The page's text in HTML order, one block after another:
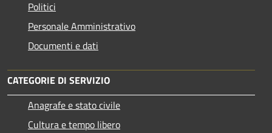
Politici
Personale Amministrativo
Documenti e dati
CATEGORIE DI SERVIZIO
Anagrafe e stato civile
Cultura e tempo libero